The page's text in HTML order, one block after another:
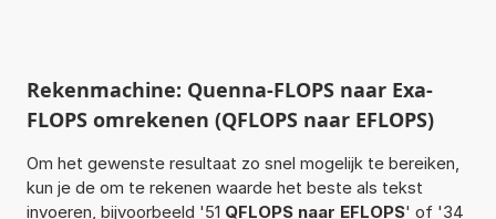
Rekenmachine: Quenna-FLOPS naar Exa-
FLOPS omrekenen (QFLOPS naar EFLOPS)
Om het gewenste resultaat zo snel mogelijk te bereiken,
kun je de om te rekenen waarde het beste als tekst
invoeren, bijvoorbeeld '51 QFLOPS naar EFLOPS' of '34